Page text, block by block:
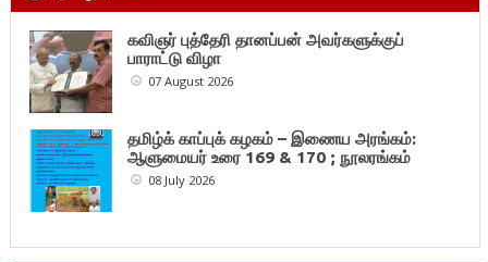
கவிஞர் புத்தேரி தானப்பன் அவர்களுக்குப்
பாராட்டு விழா
07 August 2026
தமிழ்க் காப்புக் கழகம் – இணைய அரங்கம்:
ஆளுமையர் உரை 169 & 170 ; நூலரங்கம்
08 July 2026